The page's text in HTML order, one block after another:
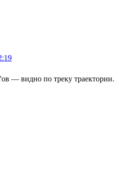
— видно по треку траектории.